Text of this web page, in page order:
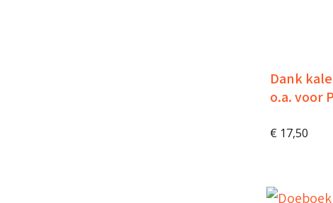
Dank
o.a. voor
€ 17,50